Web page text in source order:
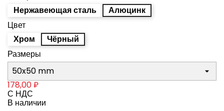
Нержавеющая сталь
Алюцинк
Цвет
Хром
Чёрный
Размеры
178,00 ₽
С НДС
В наличии